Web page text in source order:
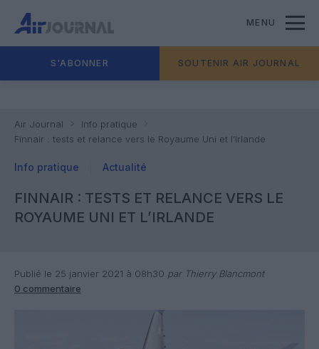
MENU
S'ABONNER SOUTENIR AIR JOURNAL
Air Journal
Info pratique
Finnair : tests et relance vers le Royaume Uni et l’Irlande
Info pratique Actualité
FINNAIR : TESTS ET RELANCE VERS LE
ROYAUME UNI ET L’IRLANDE
Publié le 25 janvier 2021 à 08h30 par Thierry Blancmont
0 commentaire